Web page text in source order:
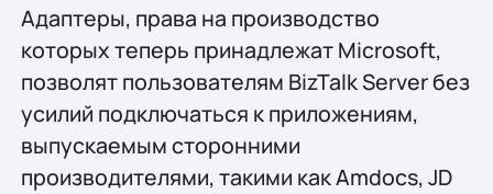
Адаптеры, права на производство
которых теперь принадлежат Microsoft,
позволят пользователям BizTalk Server без
усилий подключаться к приложениям,
выпускаемым сторонними
производителями, такими как Amdocs, JD